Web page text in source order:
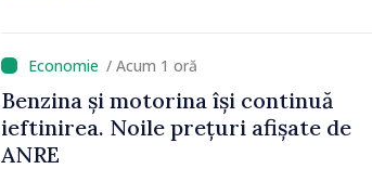
/ Acum 1 oră
Benzina și motorina își continuă
ieftinirea. Noile prețuri afișate de
ANRE